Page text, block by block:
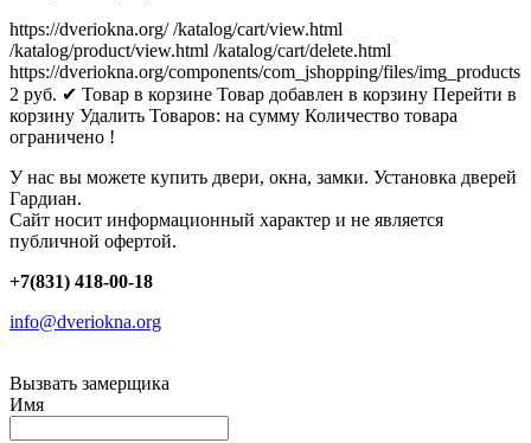
https://dveriokna.org/ /katalog/cart/view.html
/katalog/product/view.html /katalog/cart/delete.html
https://dveriokna.org/components/com_jshopping/files/img_products
2 руб. ✔ Товар в корзине Товар добавлен в корзину Перейти в
корзину Удалить Товаров: на сумму Количество товара
ограничено !
У нас вы можете купить двери, окна, замки. Установка дверей
Гардиан.
Сайт носит информационный характер и не является
публичной офертой.
+7(831) 418-00-18
info@dveriokna.org
Вызвать замерщика
Имя